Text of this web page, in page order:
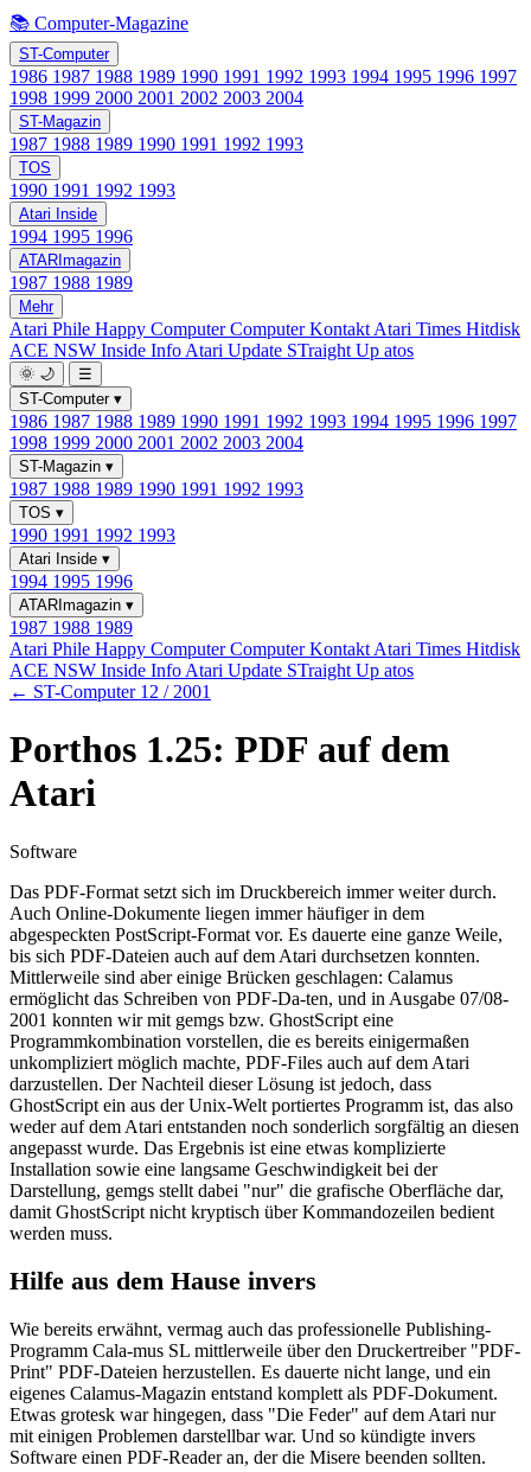
📚 Computer-Magazine
ST-Computer
1986 1987 1988 1989 1990 1991 1992 1993 1994 1995 1996 1997
1998 1999 2000 2001 2002 2003 2004
ST-Magazin
1987 1988 1989 1990 1991 1992 1993
TOS
1990 1991 1992 1993
Atari Inside
1994 1995 1996
ATARImagazin
1987 1988 1989
Mehr
Atari Phile Happy ComputerComputer Kontakt Atari Times Hitdisk
ACE NSW Inside Info Atari Update STraight Up atos
🌞 🌙
☰
ST-Computer ▾
1986 1987 1988 1989 1990 1991 1992 1993 1994 1995 1996 1997
1998 1999 2000 2001 2002 2003 2004
ST-Magazin ▾
1987 1988 1989 1990 1991 1992 1993
TOS ▾
1990 1991 1992 1993
Atari Inside ▾
1994 1995 1996
ATARImagazin ▾
1987 1988 1989
Atari Phile Happy ComputerComputer Kontakt Atari Times Hitdisk
ACE NSW Inside Info Atari Update STraight Up atos
← ST-Computer 12 / 2001
Porthos 1.25: PDF auf dem
Atari
Software
Das PDF-Format setzt sich im Druckbereich immer weiter durch.
Auch Online-Dokumente liegen immer häufiger in dem
abgespeckten PostScript-Format vor. Es dauerte eine ganze Weile,
bis sich PDF-Dateien auch auf dem Atari durchsetzen konnten.
Mittlerweile sind aber einige Brücken geschlagen: Calamus
ermöglicht das Schreiben von PDF-Da-ten, und in Ausgabe 07/08-
2001 konnten wir mit gemgs bzw. GhostScript eine
Programmkombination vorstellen, die es bereits einigermaßen
unkompliziert möglich machte, PDF-Files auch auf dem Atari
darzustellen. Der Nachteil dieser Lösung ist jedoch, dass
GhostScript ein aus der Unix-Welt portiertes Programm ist, das also
weder auf dem Atari entstanden noch sonderlich sorgfältig an diesen
angepasst wurde. Das Ergebnis ist eine etwas komplizierte
Installation sowie eine langsame Geschwindigkeit bei der
Darstellung, gemgs stellt dabei "nur" die grafische Oberfläche dar,
damit GhostScript nicht kryptisch über Kommandozeilen bedient
werden muss.
Hilfe aus dem Hause invers
Wie bereits erwähnt, vermag auch das professionelle Publishing-
Programm Cala-mus SL mittlerweile über den Druckertreiber "PDF-
Print" PDF-Dateien herzustellen. Es dauerte nicht lange, und ein
eigenes Calamus-Magazin entstand komplett als PDF-Dokument.
Etwas grotesk war hingegen, dass "Die Feder" auf dem Atari nur
mit einigen Problemen darstellbar war. Und so kündigte invers
Software einen PDF-Reader an, der die Misere beenden sollten.